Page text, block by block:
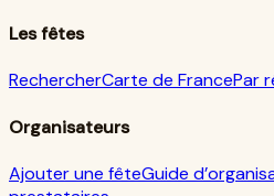
Les fêtes
RechercherCarte de FrancePar
Organisateurs
Ajouter une fêteGuide